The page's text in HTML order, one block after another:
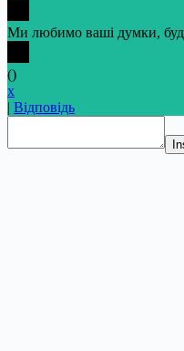
Ми любимо ваші думки,
()
x
| Відповідь